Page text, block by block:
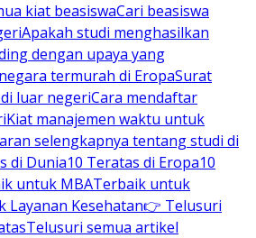
kiat beasiswaCari beasiswa
Apakah studi menghasilkan
dengan upaya yang
termurah di EropaSurat
luar negeriCara mendaftar
Kiat manajemen waktu untuk
selengkapnya tentang studi di
di Dunia10 Teratas di Eropa10
untuk MBATerbaik untuk
Layanan Kesehatan👉 Telusuri
Telusuri semua artikel